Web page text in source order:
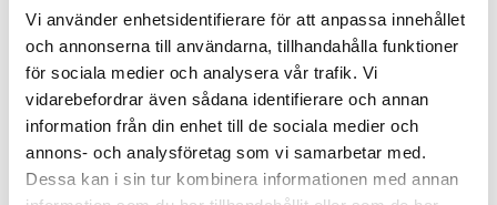
Vi använder enhetsidentifierare för att anpassa innehållet
och annonserna till användarna, tillhandahålla funktioner
för sociala medier och analysera vår trafik. Vi
vidarebefordrar även sådana identifierare och annan
information från din enhet till de sociala medier och
annons- och analysföretag som vi samarbetar med.
Dessa kan i sin tur kombinera informationen med annan
Komplett set packningar för Thermolac 40 och Thermolac 75
isotermiska vattentråg
Självhäftande skumtätning
Självhäftande skumpackning
Ventiltätningar (ventil, anslutning, bas)
Avtappningspluggstätningar
Tillbaka